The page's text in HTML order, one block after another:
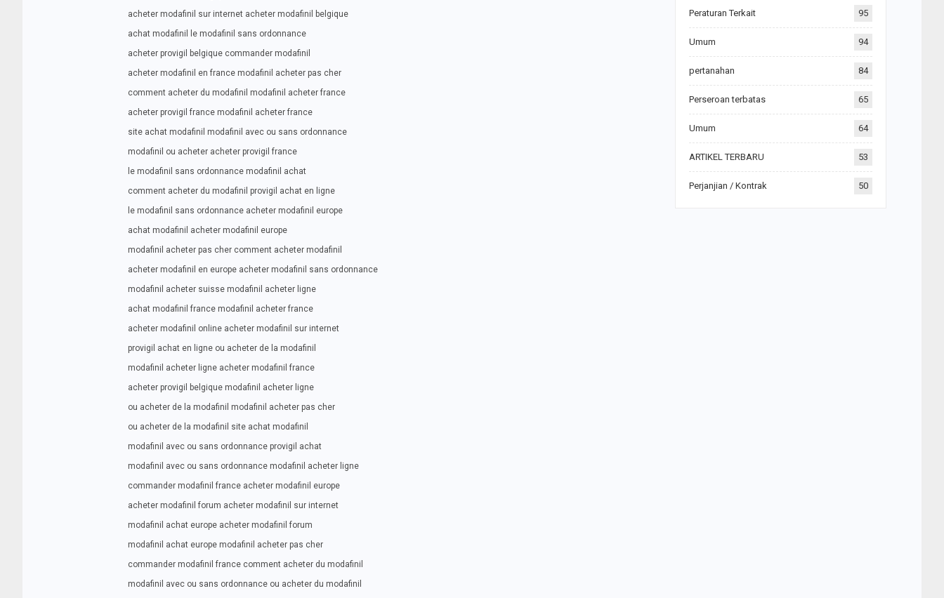
acheter modafinil sur internet acheter modafinil belgique
achat modafinil le modafinil sans ordonnance
acheter provigil belgique commander modafinil
acheter modafinil en france modafinil acheter pas cher
comment acheter du modafinil modafinil acheter france
acheter provigil france modafinil acheter france
site achat modafinil modafinil avec ou sans ordonnance
modafinil ou acheter acheter provigil france
le modafinil sans ordonnance modafinil achat
comment acheter du modafinil provigil achat en ligne
le modafinil sans ordonnance acheter modafinil europe
achat modafinil acheter modafinil europe
modafinil acheter pas cher comment acheter modafinil
acheter modafinil en europe acheter modafinil sans ordonnance
modafinil acheter suisse modafinil acheter ligne
achat modafinil france modafinil acheter france
acheter modafinil online acheter modafinil sur internet
provigil achat en ligne ou acheter de la modafinil
modafinil acheter ligne acheter modafinil france
acheter provigil belgique modafinil acheter ligne
ou acheter de la modafinil modafinil acheter pas cher
ou acheter de la modafinil site achat modafinil
modafinil avec ou sans ordonnance provigil achat
modafinil avec ou sans ordonnance modafinil acheter ligne
commander modafinil france acheter modafinil europe
acheter modafinil forum acheter modafinil sur internet
modafinil achat europe acheter modafinil forum
modafinil achat europe modafinil acheter pas cher
commander modafinil france comment acheter du modafinil
modafinil avec ou sans ordonnance ou acheter du modafinil
Peraturan Terkait 95
Umum 94
pertanahan 84
Perseroan terbatas 65
Umum 64
ARTIKEL TERBARU 53
Perjanjian / Kontrak 50